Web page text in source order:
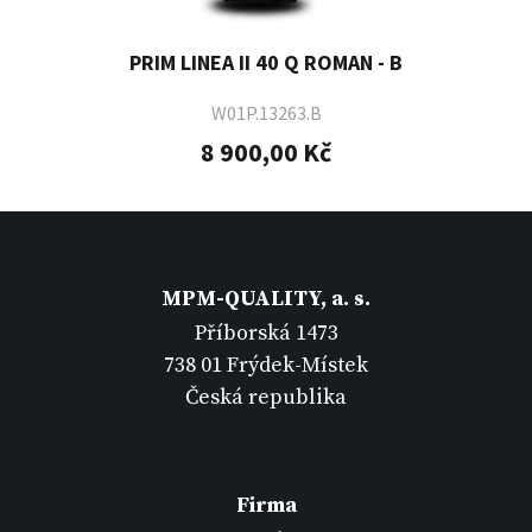
PRIM LINEA II 40 Q ROMAN - B
W01P.13263.B
8 900,00 Kč
MPM-QUALITY, a. s.
Příborská 1473
738 01 Frýdek-Místek
Česká republika
Firma